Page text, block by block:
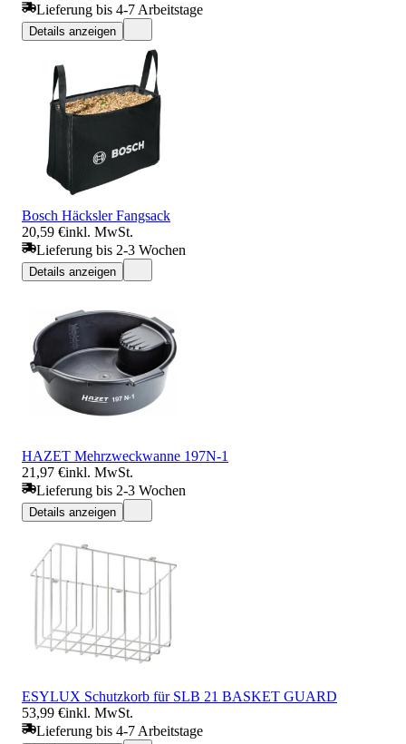
Lieferung bis 4-7 Arbeitstage
Details anzeigen
Bosch Häcksler Fangsack
20,59 €inkl. MwSt.
Lieferung bis 2-3 Wochen
Details anzeigen
HAZET Mehrzweckwanne 197N-1
21,97 €inkl. MwSt.
Lieferung bis 2-3 Wochen
Details anzeigen
ESYLUX Schutzkorb für SLB 21 BASKET GUARD
53,99 €inkl. MwSt.
Lieferung bis 4-7 Arbeitstage